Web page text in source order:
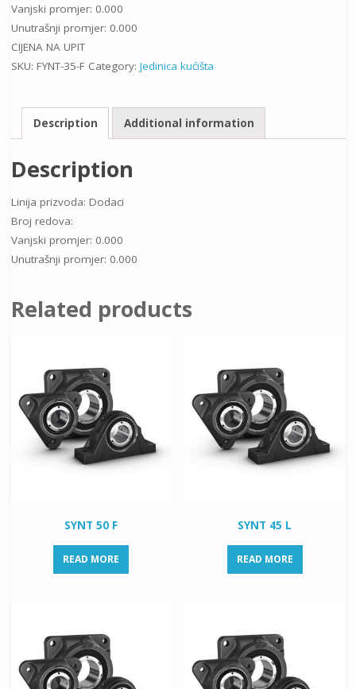
Vanjski promjer: 0.000
Unutrašnji promjer: 0.000
CIJENA NA UPIT
SKU: FYNT-35-F Category: Jedinica kućišta
Description Additional information
Description
Linija prizvoda: Dodaci
Broj redova:
Vanjski promjer: 0.000
Unutrašnji promjer: 0.000
Related products
SYNT 50 F
READ MORE
SYNT 45 L
READ MORE